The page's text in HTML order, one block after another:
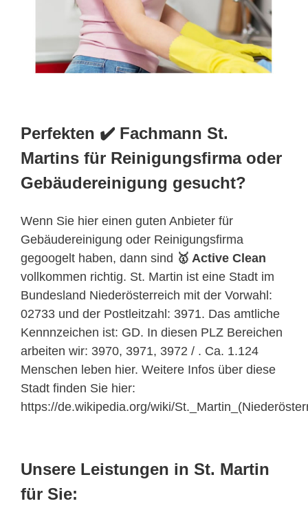
Perfekten ✔️ Fachmann St.
Martins für Reinigungsfirma oder
Gebäudereinigung gesucht?
Wenn Sie hier einen guten Anbieter für
Gebäudereinigung oder Reinigungsfirma
gegoogelt haben, dann sind 🥇 Active Clean
vollkommen richtig. St. Martin ist eine Stadt im
Bundesland Niederösterreich mit der Vorwahl:
02733 und der Postleitzahl: 3971. Das amtliche
Kennnzeichen ist: GD. In diesen PLZ Bereichen
arbeiten wir: 3970, 3971, 3972 / . Ca. 1.124
Menschen leben hier. Weitere Infos über diese
Stadt finden Sie hier:
https://de.wikipedia.org/wiki/
Unsere Leistungen in St. Martin
für Sie: